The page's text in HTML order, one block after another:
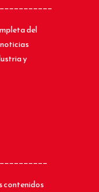
del
y
contenidos